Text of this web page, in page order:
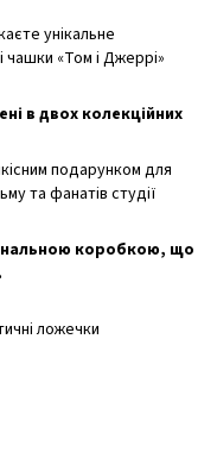
унікальне
чашки «Том і Джеррі»
в двох колекційних
подарунком для
та фанатів студії
коробкою, що
ложечки